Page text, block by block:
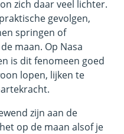
zich daar veel lichter.
gevolgen,
springen of
maan. Op Nasa
is dit fenomeen goed
lopen, lijken te
zijn aan de
op de maan alsof je